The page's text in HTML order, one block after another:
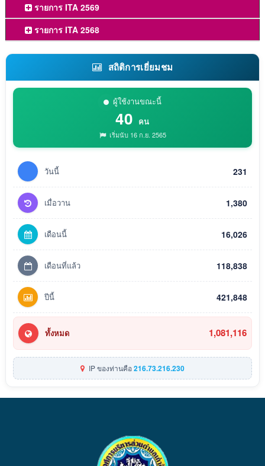
รายการ ITA 2569
รายการ ITA 2568
สถิติการเยี่ยมชม
ผู้ใช้งานขณะนี้
40 คน
เริ่มนับ 16 ก.ย. 2565
วันนี้ 231
เมื่อวาน 1,380
เดือนนี้ 16,026
เดือนที่แล้ว 118,838
ปีนี้ 421,848
ทั้งหมด 1,081,116
IP ของท่านคือ216.73.216.230